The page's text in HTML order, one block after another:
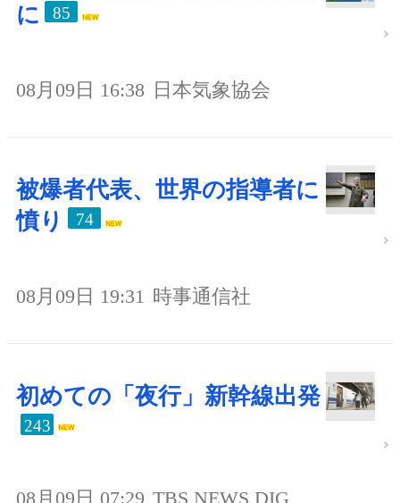
に
85
08月09日 16:38 日本気象協会
被爆者代表、世界の指導者に
憤り
74
08月09日 19:31 時事通信社
初めての「夜行」新幹線出発
243
08月09日 07:29 TBS NEWS DIG